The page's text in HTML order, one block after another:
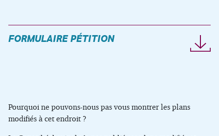
FORMULAIRE PÉTITION
Pourquoi ne pouvons-nous pas vous montrer les plans
modifiés à cet endroit ?